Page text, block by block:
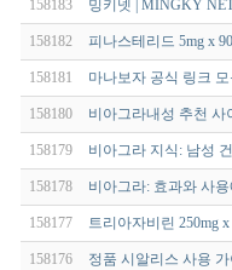
158183 밍키넷 | MINGKY
158182 피나스테리드 5mg x
158181 마나보자 공식 링크
158180 비아그라내성 추천
158179 비아그라 지식: 남성
158178 비아그라: 효과와 사
158177 트리아자비린 250mg
158176 정품 시알리스 사용